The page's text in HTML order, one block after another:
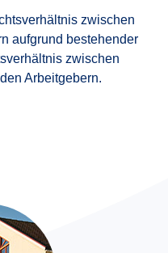
zwischen
aufgrund bestehender
zwischen
Arbeitgebern.